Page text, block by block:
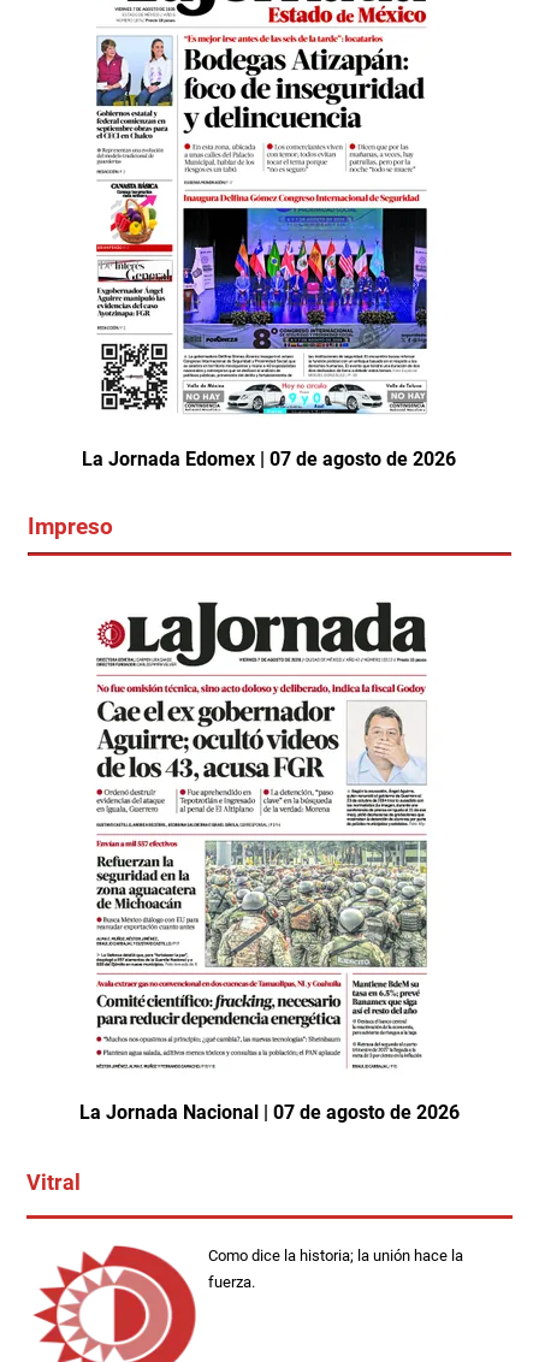
La Jornada Edomex | 07 de agosto de 2026
Impreso
La Jornada Nacional | 07 de agosto de 2026
Vitral
Como dice la historia; la unión hace la
fuerza.